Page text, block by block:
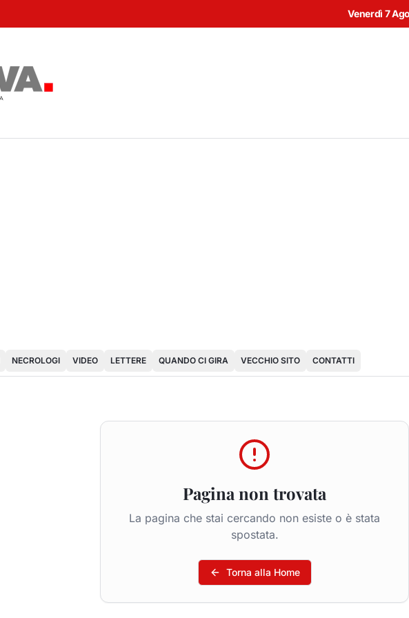
Venerdì 7
NECROLOGI VIDEO LETTERE QUANDO CI GIRA VECCHIO SITO CONTATTI
Pagina non trovata
La pagina che stai cercando non esiste o è stata
spostata.
Torna alla Home